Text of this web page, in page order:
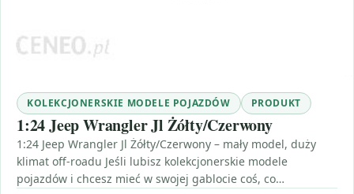
KOLEKCJONERSKIE MODELE POJAZDÓW PRODUKT
1:24 Jeep Wrangler Jl Żółty/Czerwony
1:24 Jeep Wrangler Jl Żółty/Czerwony – mały model, duży
klimat off-roadu Jeśli lubisz kolekcjonerskie modele
pojazdów i chcesz mieć w swojej gablocie coś, co…